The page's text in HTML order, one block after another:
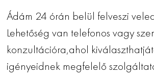
Ádám 24 órán belül felveszi
Lehetőség van telefonos vagy
konzultációra,ahol
igényeidnek megfelelő